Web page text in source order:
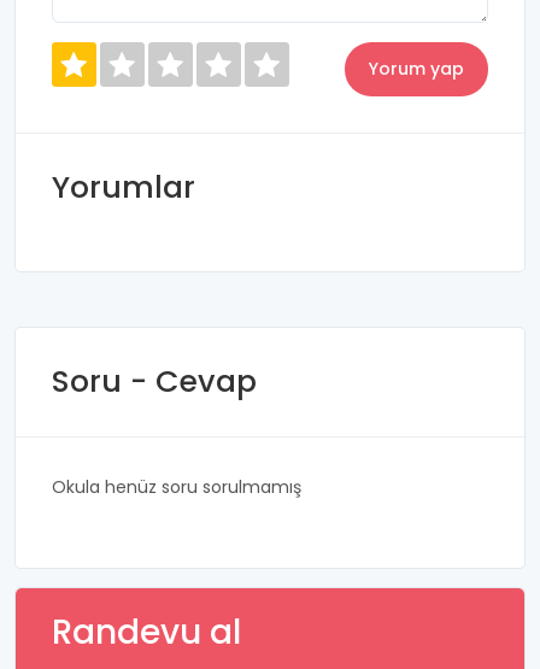
Yorumlar
Soru - Cevap
Okula henüz soru sorulmamış
Randevu al